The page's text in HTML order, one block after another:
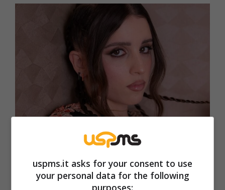
Chi non ci sarà al Festival di Sanremo: una attesa cantante
Il suo nome era tra i più caldi, complici i rumor
uspms.it asks for your consent to use
your personal data for the following
purposes: